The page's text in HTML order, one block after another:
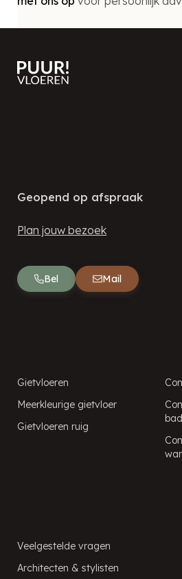
Geopend op afspraak
Plan jouw bezoek
Bel Mail
Gietvloeren
Meerkleurige gietvloer
Gietvloeren ruig
Veelgestelde vragen
Architecten & stylisten